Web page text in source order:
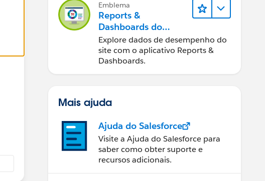
Emblema
Reports &
Dashboards do
Salesforce B2C
Commerce
Explore dados de desempenho do
site com o aplicativo Reports &
Dashboards.
Mais ajuda
Ajuda do Salesforce
Visite a Ajuda do Salesforce para
saber como obter suporte e
recursos adicionais.